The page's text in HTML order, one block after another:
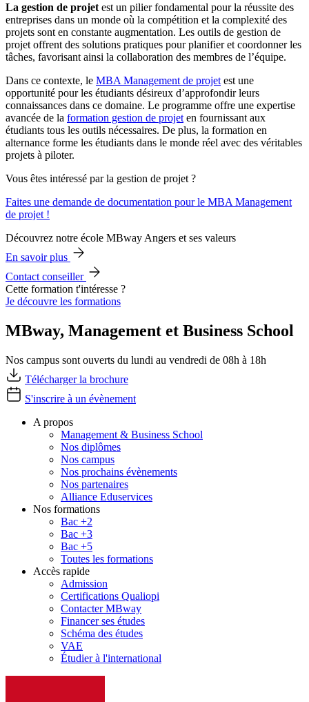
La gestion de projet est un pilier fondamental pour la réussite des
entreprises dans un monde où la compétition et la complexité des
projets sont en constante augmentation. Les outils de gestion de
projet offrent des solutions pratiques pour planifier et coordonner les
tâches, favorisant ainsi la collaboration des membres de l’équipe.
Dans ce contexte, le MBA Management de projet est une
opportunité pour les étudiants désireux d’approfondir leurs
connaissances dans ce domaine. Le programme offre une expertise
avancée de la formation gestion de projet en fournissant aux
étudiants tous les outils nécessaires. De plus, la formation en
alternance forme les étudiants dans le monde réel avec des véritables
projets à piloter.
Vous êtes intéressé par la gestion de projet ?
Faites une demande de documentation pour le MBA Management
de projet !
Découvrez notre école MBway Angers et ses valeurs
En savoir plus
Contact conseiller
Cette formation t'intéresse ?
Je découvre les formations
MBway, Management et Business School
Nos campus sont ouverts du lundi au vendredi de 08h à 18h
Télécharger la brochure
S'inscrire à un évènement
A propos
Management & Business School
Nos diplômes
Nos campus
Nos prochains évènements
Nos partenaires
Alliance Eduservices
Nos formations
Bac +2
Bac +3
Bac +5
Toutes les formations
Accès rapide
Admission
Certifications Qualiopi
Contacter MBway
Financer ses études
Schéma des études
VAE
Étudier à l'international